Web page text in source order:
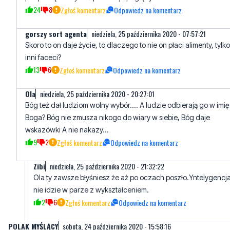
Skoro to on daje życie, to dlaczego to nie on płaci alimenty, tylko
13 6 Zgłoś komentarz Odpowiedz na komentarz
Ola niedziela, 25 października 2020 - 20:27:01
Bóg też dał ludziom wolny wybór.... A ludzie odbierają go w imię
wskazówki A nie nakazy...
9 2 Zgłoś komentarz Odpowiedz na komentarz
Zibi niedziela, 25 października 2020 - 21:32:22
Ola ty zawsze błyśniesz że aż po oczach
2 6 Zgłoś komentarz Odpowiedz na komentarz
POLAK MYŚLĄCY sobota, 24 października 2020 - 15:58:16
Kto tym czarnym suk.m dał prawo zabijania czy według nich
31 31 Zgłoś komentarz Odpowiedz na komentarz